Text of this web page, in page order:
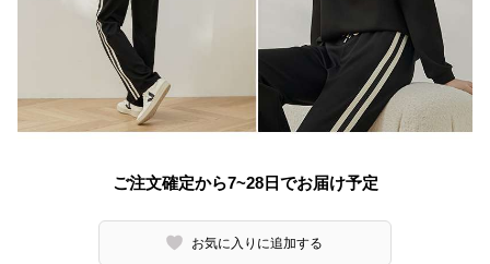
ご注文確定から7~28日でお届け予定
お気に入りに追加する